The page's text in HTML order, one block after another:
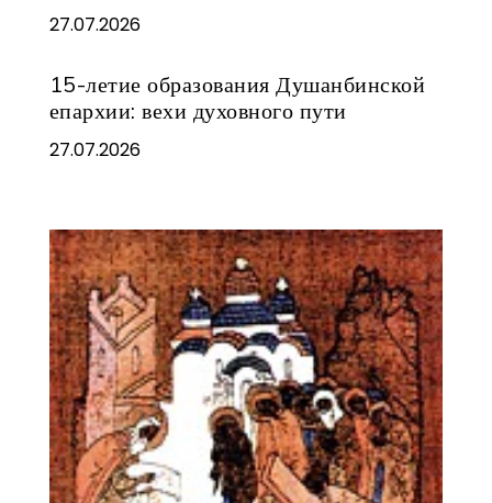
27.07.2026
15-летие образования Душанбинской
епархии: вехи духовного пути
27.07.2026